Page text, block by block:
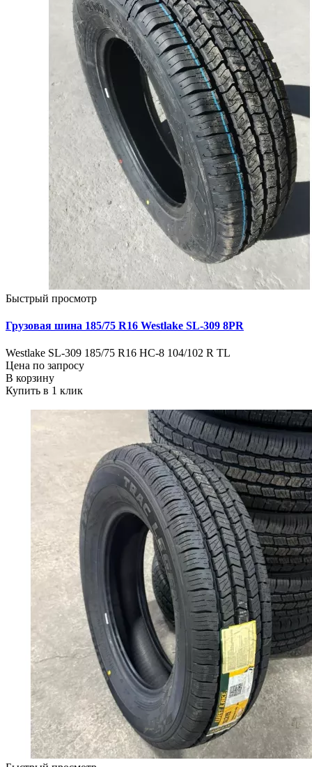
Быстрый просмотр
Грузовая шина 185/75 R16 Westlake SL-309 8PR
Westlake SL-309 185/75 R16 HC-8 104/102 R TL
Цена по запросу
В корзину
Купить в 1 клик